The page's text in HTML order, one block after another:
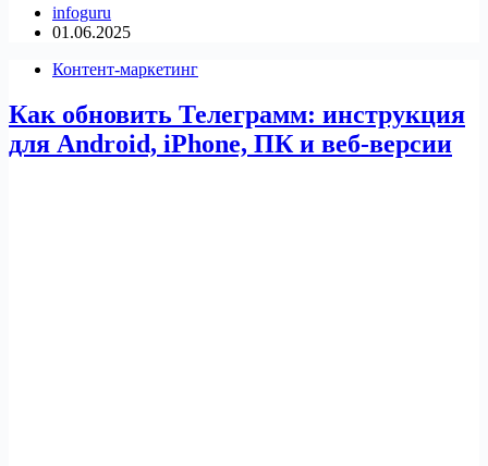
infoguru
01.06.2025
Контент-маркетинг
Как обновить Телеграмм: инструкция
для Android, iPhone, ПК и веб-версии